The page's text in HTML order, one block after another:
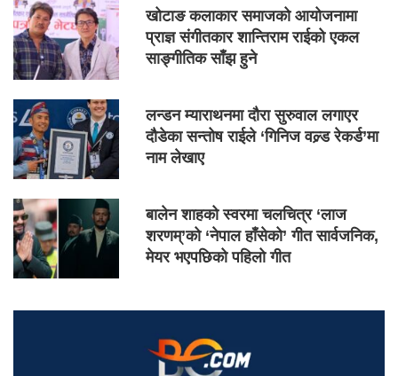
खोटाङ कलाकार समाजको आयोजनामा
प्राज्ञ संगीतकार शान्तिराम राईको एकल
साङ्गीतिक साँझ हुने
लन्डन म्याराथनमा दौरा सुरुवाल लगाएर
दौडेका सन्तोष राईले ‘गिनिज वल्र्ड रेकर्ड’मा
नाम लेखाए
बालेन शाहको स्वरमा चलचित्र ‘लाज
शरणम्’को ‘नेपाल हाँसेको’ गीत सार्वजनिक,
मेयर भएपछिको पहिलो गीत